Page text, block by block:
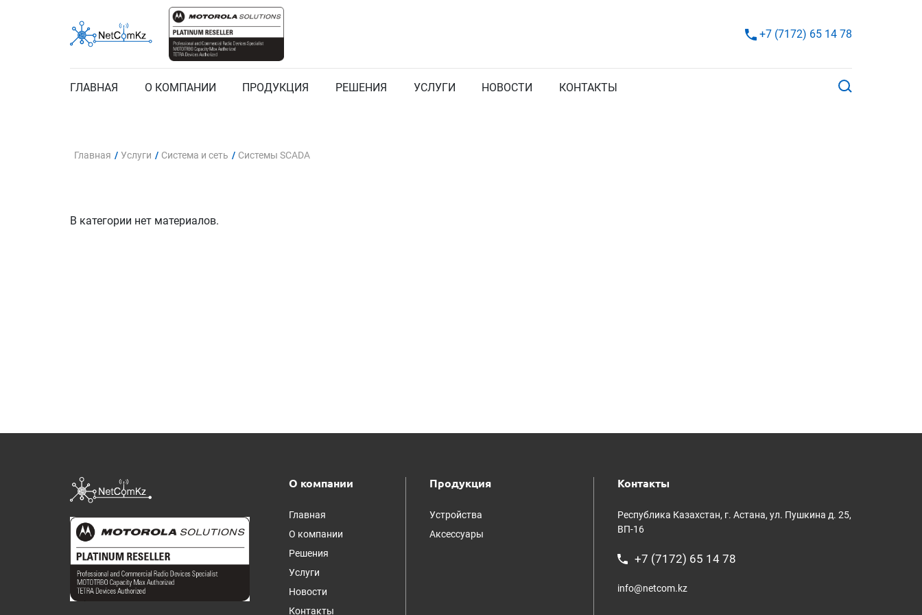
+7 (7172) 65 14 78
ГЛАВНАЯ О КОМПАНИИ ПРОДУКЦИЯ РЕШЕНИЯ УСЛУГИ НОВОСТИ КОНТАКТЫ
Главная / Услуги / Система и сеть / Системы SCADA
В категории нет материалов.
О компании
Главная
О компании
Решения
Услуги
Новости
Контакты
Продукция
Устройства
Аксессуары
Контакты
Республика Казахстан, г. Астана, ул. Пушкина д. 25,
ВП-16
+7 (7172) 65 14 78
info@netcom.kz